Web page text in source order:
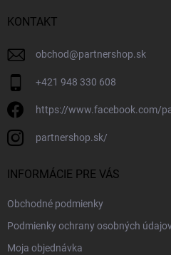
KONTAKT
obchod@partnershop.sk
+421 948 330 608
https://www.facebook.com/
partnershop.sk/
INFORMÁCIE PRE VÁS
Obchodné podmienky
Podmienky ochrany osobných
Moja objednávka